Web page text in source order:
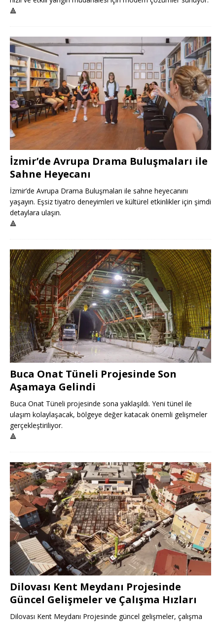
🔺
İzmir’de Avrupa Drama Buluşmaları ile
Sahne Heyecanı
İzmir’de Avrupa Drama Buluşmaları ile sahne heyecanını
yaşayın. Eşsiz tiyatro deneyimleri ve kültürel etkinlikler için şimdi
detaylara ulaşın.
🔺
Buca Onat Tüneli Projesinde Son
Aşamaya Gelindi
Buca Onat Tüneli projesinde sona yaklaşıldı. Yeni tünel ile
ulaşım kolaylaşacak, bölgeye değer katacak önemli gelişmeler
gerçekleştiriliyor.
🔺
Dilovası Kent Meydanı Projesinde
Güncel Gelişmeler ve Çalışma Hızları
Dilovası Kent Meydanı Projesinde güncel gelişmeler, çalışma